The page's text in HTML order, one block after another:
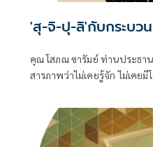
'สุ-จิ-ปุ-ลิ'กับกระบว
คุณ โสภณ ซารัมย์ ท่านประธา
สารภาพว่าไม่เคยรู้จัก ไม่เค
พอที่จะดำรงตำแหน่ง